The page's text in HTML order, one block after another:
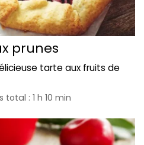
prunes
tarte aux fruits de
total : 1 h 10 min